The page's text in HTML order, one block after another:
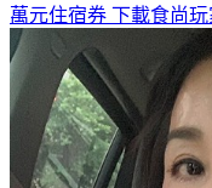
萬元住宿券 下載食尚